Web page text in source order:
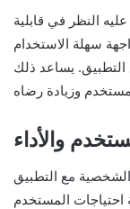
النظر في قابلية
سهلة الاستخدام
يساعد ذلك
والأداء
مع التطبيق
احتياجات المستخدم